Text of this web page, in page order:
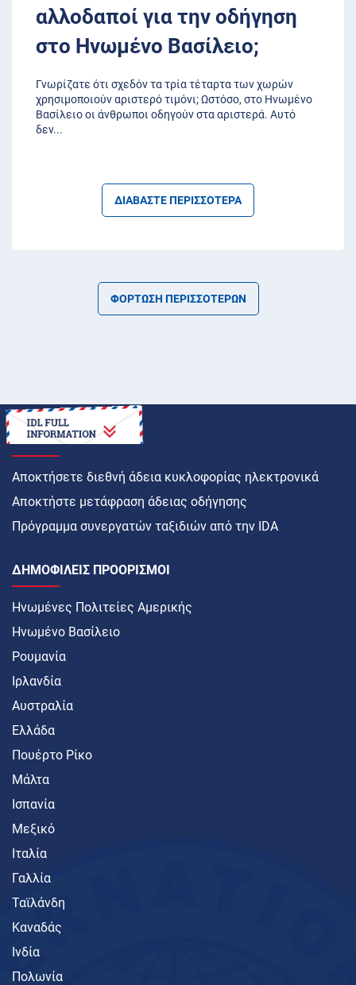
αλλοδαποί για την οδήγηση
στο Ηνωμένο Βασίλειο;
Γνωρίζατε ότι σχεδόν τα τρία τέταρτα των χωρών
χρησιμοποιούν αριστερό τιμόνι; Ωστόσο, στο Ηνωμένο
Βασίλειο οι άνθρωποι οδηγούν στα αριστερά. Αυτό
δεν...
ΔΙΑΒΑΣΤΕ ΠΕΡΙΣΣΟΤΕΡΑ
ΦΌΡΤΩΣΗ ΠΕΡΙΣΣΌΤΕΡΩΝ
ΠΏΣ ΝΑ
Αποκτήσετε διεθνή άδεια κυκλοφορίας ηλεκτρονικά
Αποκτήστε μετάφραση άδειας οδήγησης
Πρόγραμμα συνεργατών ταξιδιών από την IDA
ΔΗΜΟΦΙΛΕΊΣ ΠΡΟΟΡΙΣΜΟΊ
Ηνωμένες Πολιτείες Αμερικής
Ηνωμένο Βασίλειο
Ρουμανία
Ιρλανδία
Αυστραλία
Ελλάδα
Πουέρτο Ρίκο
Μάλτα
Ισπανία
Μεξικό
Ιταλία
Γαλλία
Ταϊλάνδη
Καναδάς
Ινδία
Πολωνία